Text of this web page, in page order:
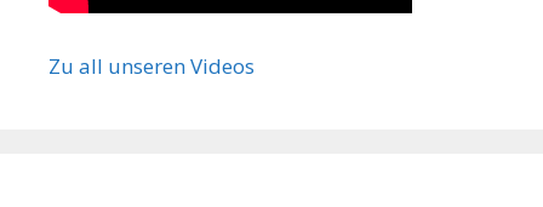
Zu all unseren Videos